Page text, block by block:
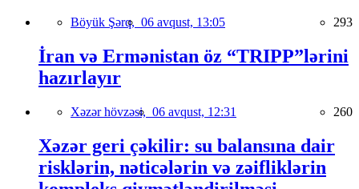
Böyük Şərq, 06 avqust, 13:05 293
İran və Ermənistan öz “TRIPP”lərini
hazırlayır
Xəzər hövzəsi, 06 avqust, 12:31 260
Xəzər geri çəkilir: su balansına dair
risklərin, nəticələrin və zəifliklərin